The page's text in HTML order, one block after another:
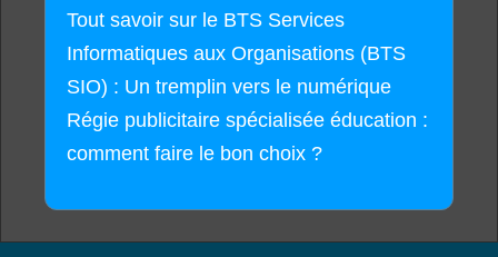
Tout savoir sur le BTS Services
Informatiques aux Organisations (BTS
SIO) : Un tremplin vers le numérique
Régie publicitaire spécialisée éducation :
comment faire le bon choix ?